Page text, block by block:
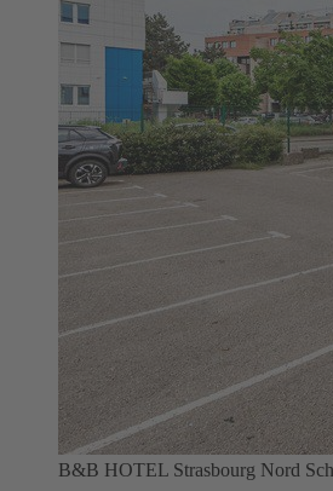
B&B HOTEL Strasbourg Nord